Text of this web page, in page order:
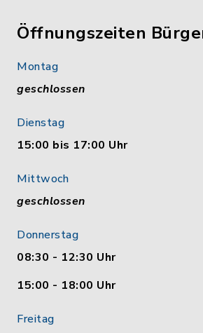
Öffnungszeiten
Montag
geschlossen
Dienstag
15:00 bis 17:00 Uhr
Mittwoch
geschlossen
Donnerstag
08:30 - 12:30 Uhr
15:00 - 18:00 Uhr
Freitag